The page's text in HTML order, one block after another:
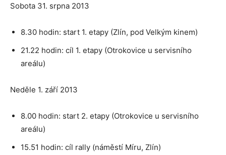
Sobota 31. srpna 2013
8.30 hodin: start 1. etapy (Zlín, pod Velkým kinem)
21.22 hodin: cíl 1. etapy (Otrokovice u servisního
areálu)
Neděle 1. září 2013
8.00 hodin: start 2. etapy (Otrokovice u servisního
areálu)
15.51 hodin: cíl rally (náměstí Míru, Zlín)